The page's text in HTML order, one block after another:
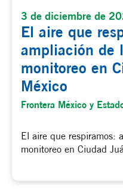
3 de diciembre de
El aire que
ampliación de
monitoreo en
México
Frontera México y
El aire que respiramos:
monitoreo en Ciudad